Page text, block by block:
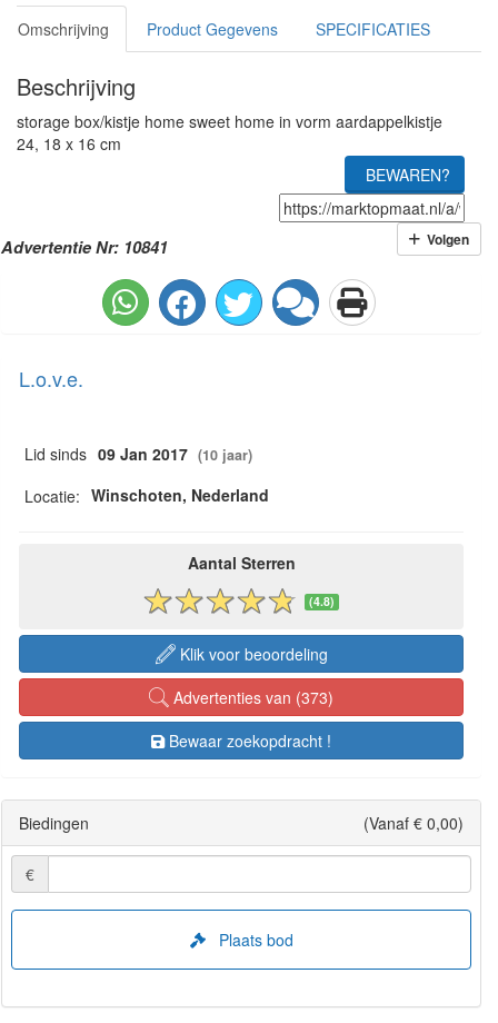
Omschrijving Product Gegevens SPECIFICATIES
Beschrijving
storage box/kistje home sweet home in vorm aardappelkistje
24, 18 x 16 cm
BEWAREN?
Advertentie Nr: 10841 Volgen
L.o.v.e.
Lid sinds 09 Jan 2017 (10 jaar)
Locatie: Winschoten, Nederland
Aantal Sterren
(4.8)
Klik voor beoordeling
Advertenties van (373)
Bewaar zoekopdracht !
Biedingen (Vanaf € 0,00)
€
Plaats bod